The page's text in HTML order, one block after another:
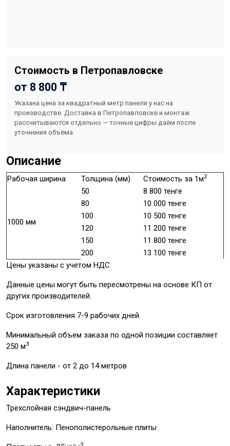
Стоимость в Петропавловске
от 8 800 ₸
Указана цена за квадратный метр панели у нас на
производстве. Доставка в Петропавловске и монтаж
рассчитываются отдельно — точные цифры даём после
уточнения объёма.
Описание
Рабочая ширина Толщина (мм) Стоимость за 1м2
1000 мм
50
8 800 тенге
80
10 000 тенге
100
10 500 тенге
120
11 200 тенге
150
11 800 тенге
200
13 100 тенге
Цены указаны с учетом НДС
Данные цены могут быть пересмотрены на основе КП от
других производителей.
Срок изготовления 7-9 рабочих дней.
Минимальный объем заказа по одной позиции составляет
250 м3
Длина панели - от 2 до 14 метров
Характеристики
Трехслойная сэндвич-панель
Наполнитель: Пенополистерольные плиты